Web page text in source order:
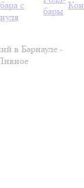
бара с
нуля
бары
в Барнауле -